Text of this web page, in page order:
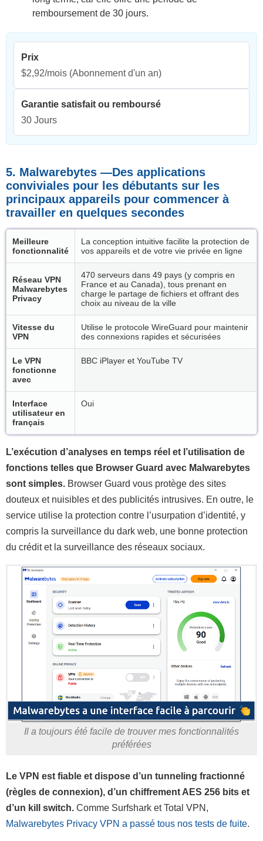
remboursement de 30 jours.
Prix
$2,92/mois (Abonnement d'un an)
Garantie satisfait ou remboursé
30 Jours
5. Malwarebytes —Des applications
conviviales pour les débutants sur les
principaux appareils pour commencer à
travailler en quelques secondes
Meilleure
fonctionnalité
La conception intuitive facilite la protection de
vos appareils et de votre vie privée en ligne
Réseau VPN
Malwarebytes
Privacy
470 serveurs dans 49 pays (y compris en
France et au Canada), tous prenant en
charge le partage de fichiers et offrant des
choix au niveau de la ville
Vitesse du
VPN
Utilise le protocole WireGuard pour maintenir
des connexions rapides et sécurisées
Le VPN
fonctionne
avec
BBC iPlayer et YouTube TV
Interface
utilisateur en
français
Oui
L’exécution d’analyses en temps réel et l’utilisation de
fonctions telles que Browser Guard avec Malwarebytes
sont simples. Browser Guard vous protège des sites
douteux et nuisibles et des publicités intrusives. En outre, le
service utilise la protection contre l’usurpation d’identité, y
compris la surveillance du dark web, une bonne protection
du crédit et la surveillance des réseaux sociaux.
Il a toujours été facile de trouver mes fonctionnalités
préférées
Le VPN est fiable et dispose d’un tunneling fractionné
(règles de connexion), d’un chiffrement AES 256 bits et
d’un kill switch. Comme Surfshark et Total VPN,
Malwarebytes Privacy VPN a passé tous nos tests de fuite.